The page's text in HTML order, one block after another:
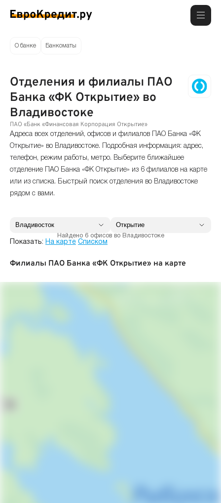
О банке Банкоматы
Отделения и филиалы ПАО
Банка «ФК Открытие» во
Владивостоке
ПАО «Банк «Финансовая Корпорация Открытие»
Адреса всех отделений, офисов и филиалов ПАО Банка «ФК
Открытие» во Владивостоке. Подробная информация: адрес,
телефон, режим работы, метро. Выберите ближайшее
отделение ПАО Банка «ФК Открытие» из 6 филиалов на карте
или из списка. Быстрый поиск отделения во Владивостоке
рядом с вами.
Найдено 6 офисов во Владивостоке
Показать: На карте Списком
Филиалы ПАО Банка «ФК Открытие» на карте